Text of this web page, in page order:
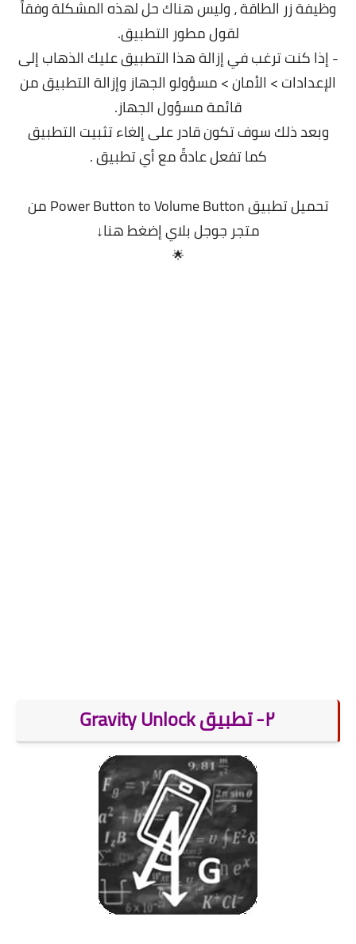
وظيفة زر الطاقة ، وليس هناك حل لهذه المشكلة وفقاً
لقول مطور التطبيق.
- إذا كنت ترغب في إزالة هذا التطبيق عليك الذهاب إلى
الإعدادات > الأمان > مسؤولو الجهاز وإزالة التطبيق من
قائمة مسؤول الجهاز.
وبعد ذلك سوف تكون قادر على إلغاء تثبيت التطبيق
كما تفعل عادةً مع أي تطبيق .
تحميل تطبيق Power Button to Volume Button من
متجر جوجل بلايإضغط هنا↓
🌟
٢- تطبيق Gravity Unlock